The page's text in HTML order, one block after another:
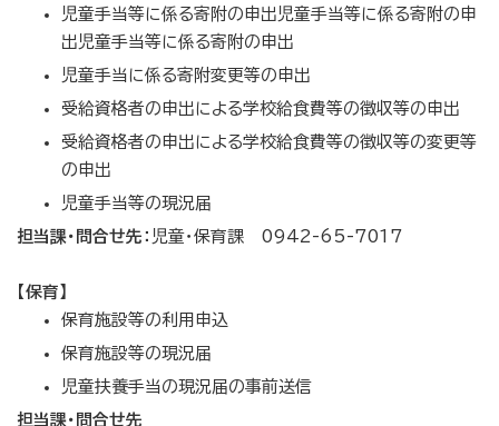
児童手当等に係る寄附の申出児童手当等に係る寄附の申
出児童手当等に係る寄附の申出
児童手当に係る寄附変更等の申出
受給資格者の申出による学校給食費等の徴収等の申出
受給資格者の申出による学校給食費等の徴収等の変更等
の申出
児童手当等の現況届
担当課・問合せ先： 児童・保育課 0942-65-7017
【保育】
保育施設等の利用申込
保育施設等の現況届
児童扶養手当の現況届の事前送信
担当課・問合せ先